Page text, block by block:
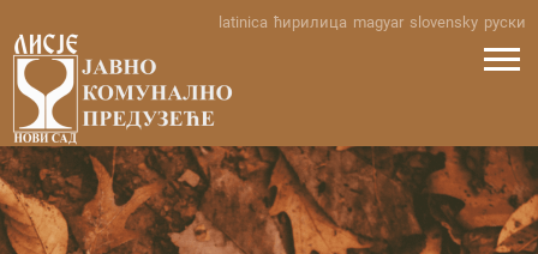
content
latinica ћирилица magyar slovensky руски